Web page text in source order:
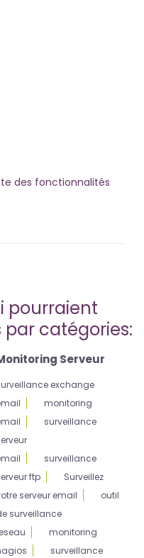
des fonctionnalités
pourraient
par catégories:
Serveur
exchange
monitoring
surveillance
surveillance
ftp
Surveillez
serveur email
outil
surveillance
monitoring
surveillance